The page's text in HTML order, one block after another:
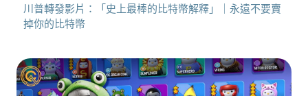
川普轉發影片：「史上最棒的比特幣解釋」｜永遠不要賣
掉你的比特幣